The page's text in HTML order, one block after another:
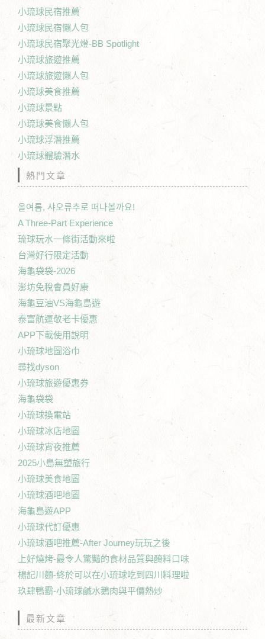
小琉球民宿推薦
小琉球民宿懶人包
小琉球民宿聚光燈-BB Spotlight
小琉球旅遊推薦
小琉球旅遊懶人包
小琉球美食推薦
小琉球景點
小琉球美食懶人包
小琉球浮潛推薦
小琉球體驗潛水
熱門文章
올여름, 샤오류추로 떠나볼까요!
A Three-Part Experience
琉球玩水一條街活動來啦
台灣好行限定活動
海龜袋袋-2026
澎坊免稅會員好康
海龜豆油VS海龜島遊
泰富航運敬老卡優惠
APP下載使用說明
小琉球地圖浴巾
尋找dyson
小琉球旅遊優惠券
海龜袋袋
小琉球換電站
小琉球冰店地圖
小琉球宵夜推薦
2025小島無塑旅行
小琉球美食地圖
小琉球酒吧地圖
海龜島遊APP
小琉球代訂優惠
小琉球酒吧推薦-After Journey玩玩之後
上好燒烤-最令人驚豔的食材品質與醃料口味
楊記川麵-終於可以在小琉球吃到四川料理啦
玖肆鴨霸-小琉球鹹水鵝肉與平價熱炒
最新文章